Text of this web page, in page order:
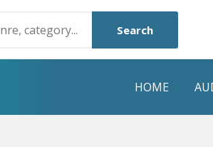
Search
HOME